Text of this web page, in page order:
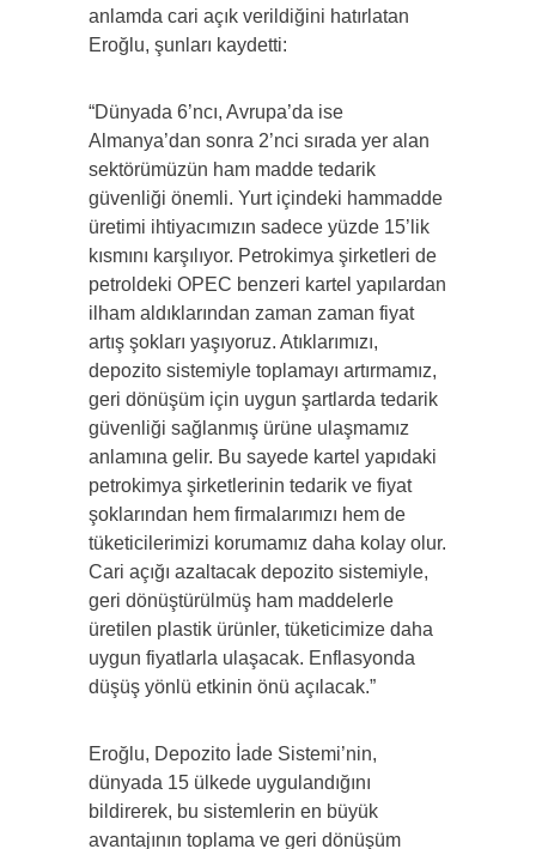
anlamda cari açık verildiğini hatırlatan
Eroğlu, şunları kaydetti:
“Dünyada 6’ncı, Avrupa’da ise
Almanya’dan sonra 2’nci sırada yer alan
sektörümüzün ham madde tedarik
güvenliği önemli. Yurt içindeki hammadde
üretimi ihtiyacımızın sadece yüzde 15’lik
kısmını karşılıyor. Petrokimya şirketleri de
petroldeki OPEC benzeri kartel yapılardan
ilham aldıklarından zaman zaman fiyat
artış şokları yaşıyoruz. Atıklarımızı,
depozito sistemiyle toplamayı artırmamız,
geri dönüşüm için uygun şartlarda tedarik
güvenliği sağlanmış ürüne ulaşmamız
anlamına gelir. Bu sayede kartel yapıdaki
petrokimya şirketlerinin tedarik ve fiyat
şoklarından hem firmalarımızı hem de
tüketicilerimizi korumamız daha kolay olur.
Cari açığı azaltacak depozito sistemiyle,
geri dönüştürülmüş ham maddelerle
üretilen plastik ürünler, tüketicimize daha
uygun fiyatlarla ulaşacak. Enflasyonda
düşüş yönlü etkinin önü açılacak.”
Eroğlu, Depozito İade Sistemi’nin,
dünyada 15 ülkede uygulandığını
bildirerek, bu sistemlerin en büyük
avantajının toplama ve geri dönüşüm